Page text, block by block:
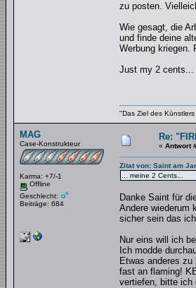
zu posten.
Wie gesagt, die
und finde deine
Werbung kriegen.
Just my 2 cents...
"Das Ziel des
MAG
Case-Konstrukteur
Karma: +7/-1
Offline
Geschlecht:
Beiträge: 684
Re:
« Antwort
Zitat von: Saint am
... meine 2 Cents...
Danke Saint für
Andere wiederum
sicher sein das
Nur eins will ich
Ich modde
Etwas anderes
fast an flaming!
vertiefen, bitte ich